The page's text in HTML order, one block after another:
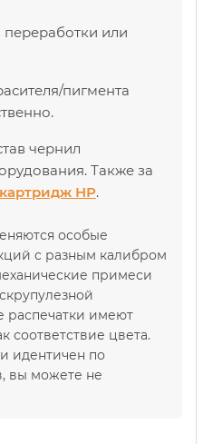
или
пигмента
чернил
Также за
НР.
особые
с разным калибром
примеси
распечатки имеют
соответствие цвета.
идентичен по
вы можете не